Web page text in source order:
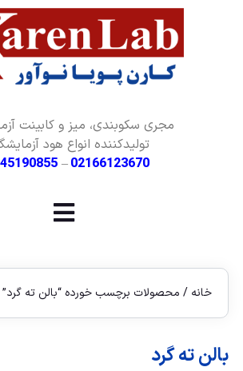
مجری سکوبندی، میز و کابینت
تولیدکننده انواع هود
02166123670
–
خانه / محصولات برچسب خورده “بالن ته گرد”
بالن ته گرد